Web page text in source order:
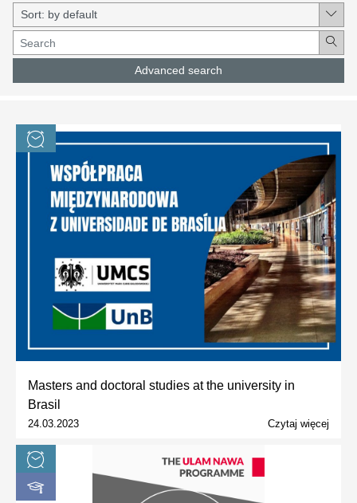
Advanced search
Masters and doctoral studies at the university in
Brasil
24.03.2023 Czytaj więcej